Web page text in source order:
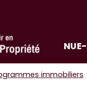
immobiliers